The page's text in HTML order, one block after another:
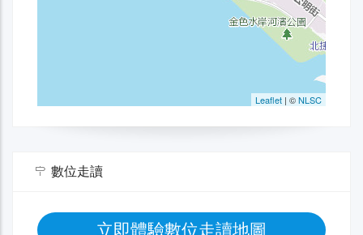
數位走讀
立即體驗數位走讀地圖